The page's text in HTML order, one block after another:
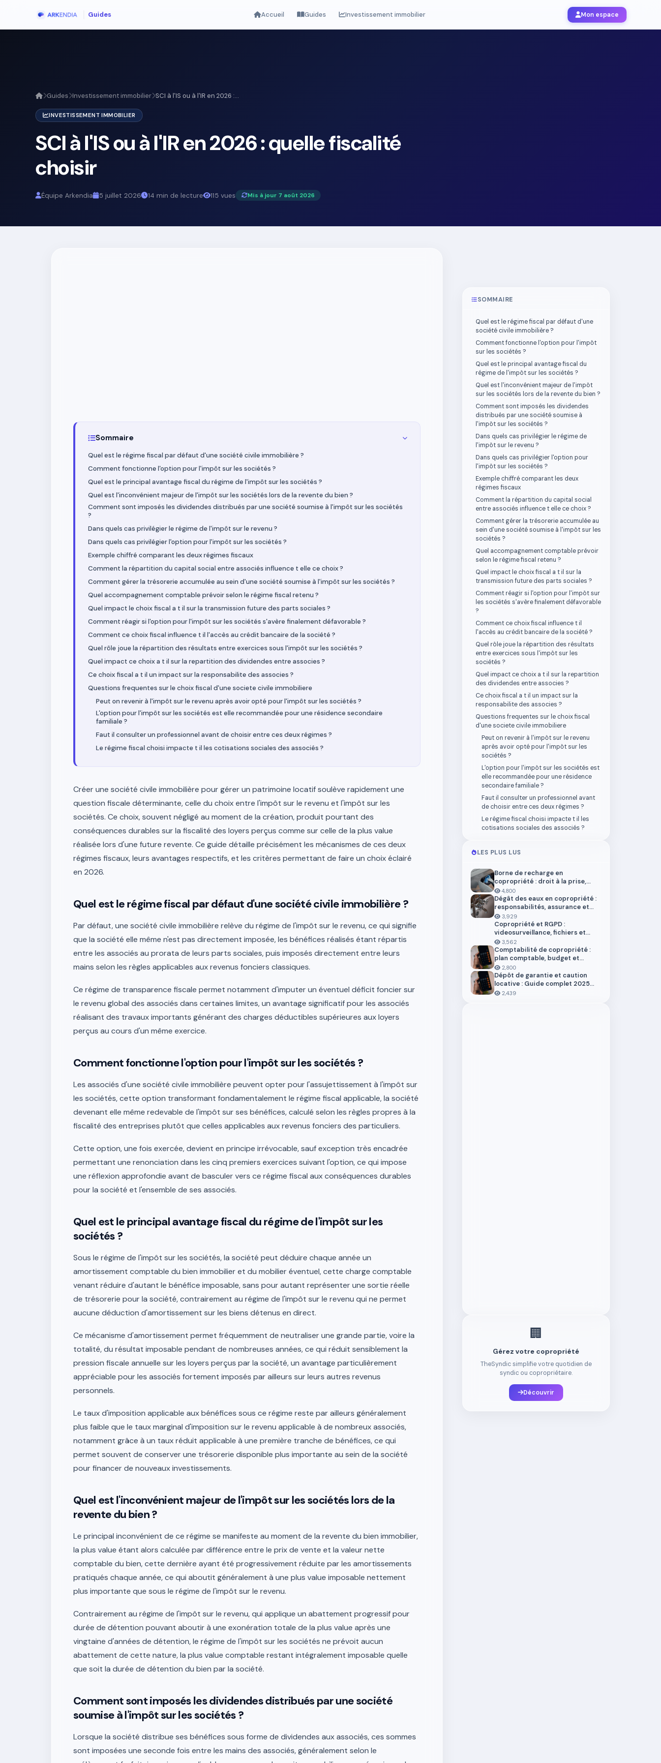
Guides Accueil Guides Investissement immobilier Mon espace
Guides Investissement immobilier SCI à l'IS ou à l'IR en 2026 :...
INVESTISSEMENT IMMOBILIER
SCI à l'IS ou à l'IR en 2026 : quelle fiscalité
choisir
Équipe Arkendia 5 juillet 2026 14 min de lecture 115 vues Mis à jour 7 août 2026
Sommaire
Quel est le régime fiscal par défaut d'une société civile immobilière ?
Comment fonctionne l'option pour l'impôt sur les sociétés ?
Quel est le principal avantage fiscal du régime de l'impôt sur les sociétés ?
Quel est l'inconvénient majeur de l'impôt sur les sociétés lors de la revente du bien ?
Comment sont imposés les dividendes distribués par une société soumise à l'impôt sur les sociétés
?
Dans quels cas privilégier le régime de l'impôt sur le revenu ?
Dans quels cas privilégier l'option pour l'impôt sur les sociétés ?
Exemple chiffré comparant les deux régimes fiscaux
Comment la répartition du capital social entre associés influence t elle ce choix ?
Comment gérer la trésorerie accumulée au sein d'une société soumise à l'impôt sur les sociétés ?
Quel accompagnement comptable prévoir selon le régime fiscal retenu ?
Quel impact le choix fiscal a t il sur la transmission future des parts sociales ?
Comment réagir si l'option pour l'impôt sur les sociétés s'avère finalement défavorable ?
Comment ce choix fiscal influence t il l'accès au crédit bancaire de la société ?
Quel rôle joue la répartition des résultats entre exercices sous l'impôt sur les sociétés ?
Quel impact ce choix a t il sur la repartition des dividendes entre associes ?
Ce choix fiscal a t il un impact sur la responsabilite des associes ?
Questions frequentes sur le choix fiscal d'une societe civile immobiliere
Peut on revenir à l'impôt sur le revenu après avoir opté pour l'impôt sur les sociétés ?
L'option pour l'impôt sur les sociétés est elle recommandée pour une résidence secondaire
familiale ?
Faut il consulter un professionnel avant de choisir entre ces deux régimes ?
Le régime fiscal choisi impacte t il les cotisations sociales des associés ?
Créer une société civile immobilière pour gérer un patrimoine locatif soulève rapidement une
question fiscale déterminante, celle du choix entre l'impôt sur le revenu et l'impôt sur les
sociétés. Ce choix, souvent négligé au moment de la création, produit pourtant des
conséquences durables sur la fiscalité des loyers perçus comme sur celle de la plus value
réalisée lors d'une future revente. Ce guide détaille précisément les mécanismes de ces deux
régimes fiscaux, leurs avantages respectifs, et les critères permettant de faire un choix éclairé
en 2026.
Quel est le régime fiscal par défaut d'une société civile immobilière ?
Par défaut, une société civile immobilière relève du régime de l'impôt sur le revenu, ce qui signifie
que la société elle même n'est pas directement imposée, les bénéfices réalisés étant répartis
entre les associés au prorata de leurs parts sociales, puis imposés directement entre leurs
mains selon les règles applicables aux revenus fonciers classiques.
Ce régime de transparence fiscale permet notamment d'imputer un éventuel déficit foncier sur
le revenu global des associés dans certaines limites, un avantage significatif pour les associés
réalisant des travaux importants générant des charges déductibles supérieures aux loyers
perçus au cours d'un même exercice.
Comment fonctionne l'option pour l'impôt sur les sociétés ?
Les associés d'une société civile immobilière peuvent opter pour l'assujettissement à l'impôt sur
les sociétés, cette option transformant fondamentalement le régime fiscal applicable, la société
devenant elle même redevable de l'impôt sur ses bénéfices, calculé selon les règles propres à la
fiscalité des entreprises plutôt que celles applicables aux revenus fonciers des particuliers.
Cette option, une fois exercée, devient en principe irrévocable, sauf exception très encadrée
permettant une renonciation dans les cinq premiers exercices suivant l'option, ce qui impose
une réflexion approfondie avant de basculer vers ce régime fiscal aux conséquences durables
pour la société et l'ensemble de ses associés.
Quel est le principal avantage fiscal du régime de l'impôt sur les
sociétés ?
Sous le régime de l'impôt sur les sociétés, la société peut déduire chaque année un
amortissement comptable du bien immobilier et du mobilier éventuel, cette charge comptable
venant réduire d'autant le bénéfice imposable, sans pour autant représenter une sortie réelle
de trésorerie pour la société, contrairement au régime de l'impôt sur le revenu qui ne permet
aucune déduction d'amortissement sur les biens détenus en direct.
Ce mécanisme d'amortissement permet fréquemment de neutraliser une grande partie, voire la
totalité, du résultat imposable pendant de nombreuses années, ce qui réduit sensiblement la
pression fiscale annuelle sur les loyers perçus par la société, un avantage particulièrement
appréciable pour les associés fortement imposés par ailleurs sur leurs autres revenus
personnels.
Le taux d'imposition applicable aux bénéfices sous ce régime reste par ailleurs généralement
plus faible que le taux marginal d'imposition sur le revenu applicable à de nombreux associés,
notamment grâce à un taux réduit applicable à une première tranche de bénéfices, ce qui
permet souvent de conserver une trésorerie disponible plus importante au sein de la société
pour financer de nouveaux investissements.
Quel est l'inconvénient majeur de l'impôt sur les sociétés lors de la
revente du bien ?
Le principal inconvénient de ce régime se manifeste au moment de la revente du bien immobilier,
la plus value étant alors calculée par différence entre le prix de vente et la valeur nette
comptable du bien, cette dernière ayant été progressivement réduite par les amortissements
pratiqués chaque année, ce qui aboutit généralement à une plus value imposable nettement
plus importante que sous le régime de l'impôt sur le revenu.
Contrairement au régime de l'impôt sur le revenu, qui applique un abattement progressif pour
durée de détention pouvant aboutir à une exonération totale de la plus value après une
vingtaine d'années de détention, le régime de l'impôt sur les sociétés ne prévoit aucun
abattement de cette nature, la plus value comptable restant intégralement imposable quelle
que soit la durée de détention du bien par la société.
Comment sont imposés les dividendes distribués par une société
soumise à l'impôt sur les sociétés ?
Lorsque la société distribue ses bénéfices sous forme de dividendes aux associés, ces sommes
sont imposées une seconde fois entre les mains des associés, généralement selon le
SOMMAIRE
Quel est le régime fiscal par défaut d'une
société civile immobilière ?
Comment fonctionne l'option pour l'impôt
sur les sociétés ?
Quel est le principal avantage fiscal du
régime de l'impôt sur les sociétés ?
Quel est l'inconvénient majeur de l'impôt
sur les sociétés lors de la revente du bien ?
Comment sont imposés les dividendes
distribués par une société soumise à
l'impôt sur les sociétés ?
Dans quels cas privilégier le régime de
l'impôt sur le revenu ?
Dans quels cas privilégier l'option pour
l'impôt sur les sociétés ?
Exemple chiffré comparant les deux
régimes fiscaux
Comment la répartition du capital social
entre associés influence t elle ce choix ?
Comment gérer la trésorerie accumulée au
sein d'une société soumise à l'impôt sur les
sociétés ?
Quel accompagnement comptable prévoir
selon le régime fiscal retenu ?
Quel impact le choix fiscal a t il sur la
transmission future des parts sociales ?
Comment réagir si l'option pour l'impôt sur
les sociétés s'avère finalement défavorable
?
Comment ce choix fiscal influence t il
l'accès au crédit bancaire de la société ?
Quel rôle joue la répartition des résultats
entre exercices sous l'impôt sur les
sociétés ?
Quel impact ce choix a t il sur la repartition
des dividendes entre associes ?
Ce choix fiscal a t il un impact sur la
responsabilite des associes ?
Questions frequentes sur le choix fiscal
d'une societe civile immobiliere
Peut on revenir à l'impôt sur le revenu
après avoir opté pour l'impôt sur les
sociétés ?
L'option pour l'impôt sur les sociétés est
elle recommandée pour une résidence
secondaire familiale ?
Faut il consulter un professionnel avant
de choisir entre ces deux régimes ?
Le régime fiscal choisi impacte t il les
cotisations sociales des associés ?
LES PLUS LUS
Borne de recharge en
copropriété : droit à la prise,
installation et aides en 2026
4,800
Dégât des eaux en copropriété :
responsabilités, assurance et
démarches
3,929
Copropriété et RGPD :
videosurveillance, fichiers et
donnees personnelles
3,562
Comptabilité de copropriété :
plan comptable, budget et
trésorerie 2026
2,800
Dépôt de garantie et caution
locative : Guide complet 2025
pour locataires et propriétaires
2,439
🏢
Gérez votre copropriété
TheSyndic simplifie votre quotidien de
syndic ou copropriétaire.
Découvrir